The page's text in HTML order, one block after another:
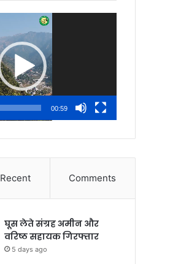
00:59
Recent Comments
घूस लेते संग्रह अमीन और
वरिष्ठ सहायक गिरफ्तार
5 days ago